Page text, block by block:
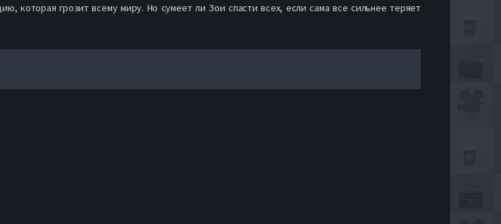
которая грозит всему миру. Но сумеет ли Зои спасти всех, если сама все сильнее теряет